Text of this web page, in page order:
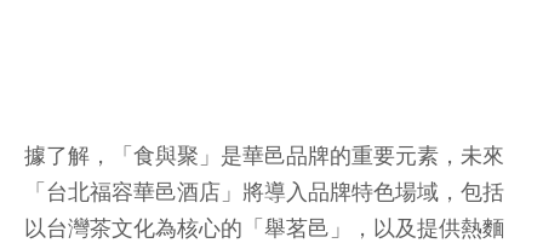
據了解，「食與聚」是華邑品牌的重要元素，未來
「台北福容華邑酒店」將導入品牌特色場域，包括
以台灣茶文化為核心的「舉茗邑」，以及提供熱麵